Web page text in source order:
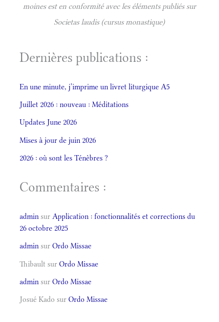
moines est en conformité avec les éléments publiés sur
Societas laudis (cursus monastique)
Dernières publications :
En une minute, j’imprime un livret liturgique A5
Juillet 2026 : nouveau : Méditations
Updates June 2026
Mises à jour de juin 2026
2026 : où sont les Ténèbres ?
Commentaires :
admin sur Application : fonctionnalités et corrections du
26 octobre 2025
admin sur Ordo Missae
Thibault sur Ordo Missae
admin sur Ordo Missae
Josué Kado sur Ordo Missae